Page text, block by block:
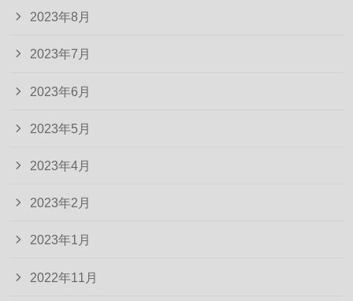
2023年8月
2023年7月
2023年6月
2023年5月
2023年4月
2023年2月
2023年1月
2022年11月